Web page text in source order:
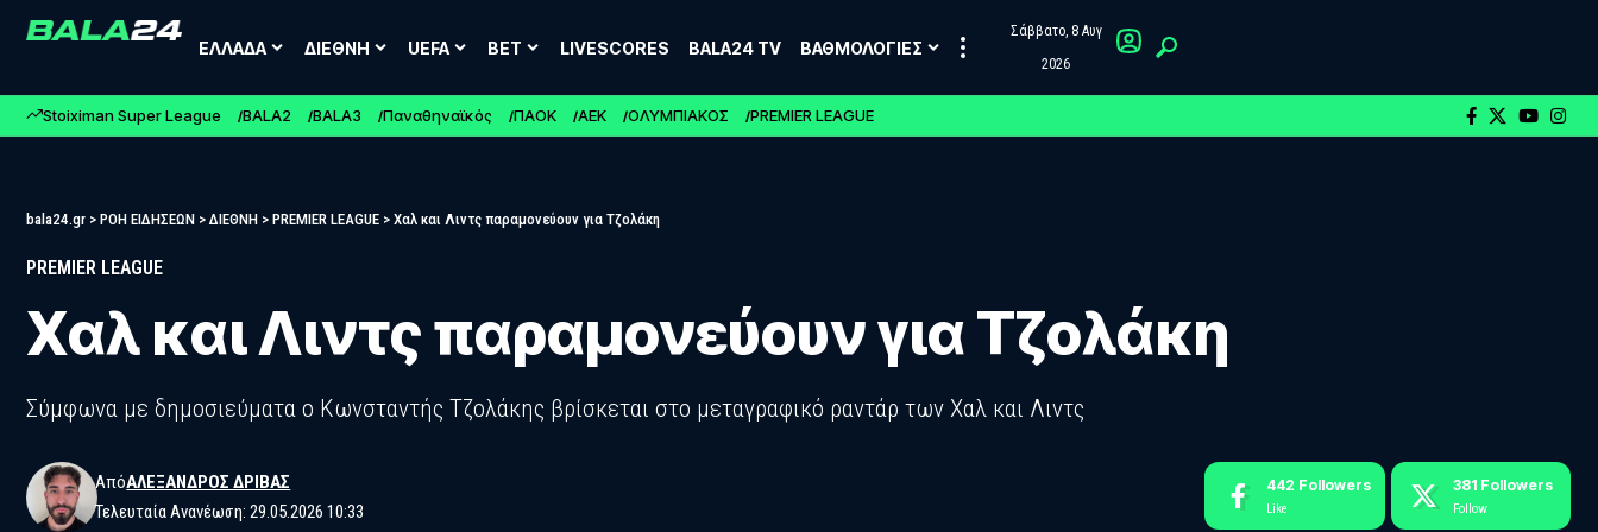
ΕΛΛΑΔΑ ΔΙΕΘΝΗ UEFA BET LIVESCORES BALA24 TV ΒΑΘΜΟΛΟΓΙΕΣ
Σάββατο, 8 Αυγ
2026
Stoiximan Super League BALA2 BALA3 Παναθηναϊκός ΠΑΟΚ ΑΕΚ ΟΛΥΜΠΙΑΚΟΣ PREMIER LEAGUE
bala24.gr > ΡΟΗ ΕΙΔΗΣΕΩΝ > ΔΙΕΘΝΗ > PREMIER LEAGUE > Χαλ και Λιντς παραμονεύουν για Τζολάκη
PREMIER LEAGUE
Χαλ και Λιντς παραμονεύουν για Τζολάκη
Σύμφωνα με δημοσιεύματα ο Κωνσταντής Τζολάκης βρίσκεται στο μεταγραφικό ραντάρ των Χαλ και Λιντς
Τελευταία Ανανέωση: 29.05.2026 10:33
ΑπόΑΛΈΞΑΝΔΡΟΣ ΔΡΊΒΑΣ 442 Followers
Like
381 Followers
Follow